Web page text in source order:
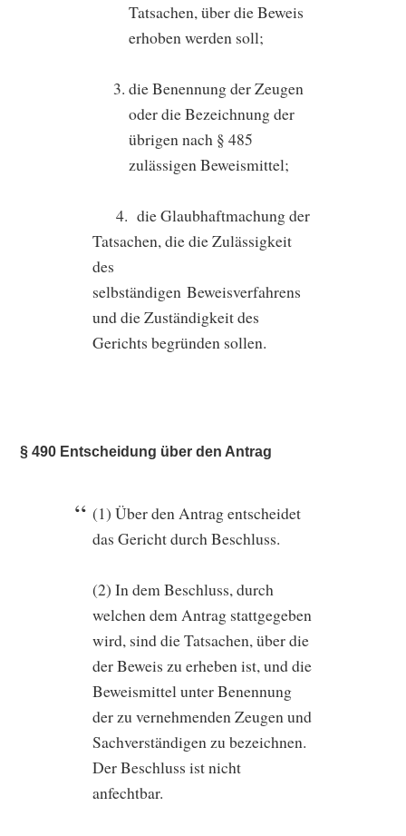
Tatsachen, über die Beweis
erhoben werden soll;
die Benennung der Zeugen
oder die Bezeichnung der
übrigen nach § 485
zulässigen Beweismittel;
4. die Glaubhaftmachung der
Tatsachen, die die Zulässigkeit
des
selbständigen Beweisverfahrens
und die Zuständigkeit des
Gerichts begründen sollen.
§ 490 Entscheidung über den Antrag
(1) Über den Antrag entscheidet
das Gericht durch Beschluss.
(2) In dem Beschluss, durch
welchen dem Antrag stattgegeben
wird, sind die Tatsachen, über die
der Beweis zu erheben ist, und die
Beweismittel unter Benennung
der zu vernehmenden Zeugen und
Sachverständigen zu bezeichnen.
Der Beschluss ist nicht
anfechtbar.